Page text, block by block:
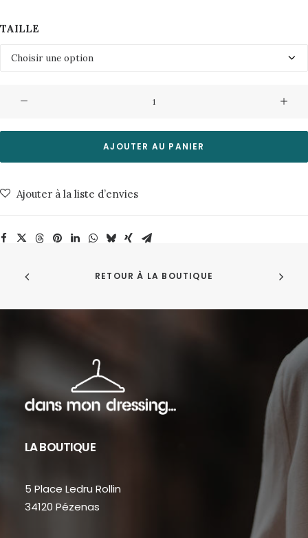
TAILLE
Veste
Rebirth-
Nudie
AJOUTER AU PANIER
Ajouter à la liste d’envies
RETOUR À LA BOUTIQUE
LA BOUTIQUE
5 Place Ledru Rollin
34120 Pézenas